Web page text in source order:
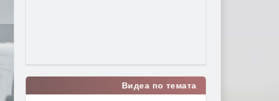
Видеа по темата